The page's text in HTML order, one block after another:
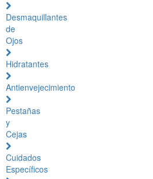
Desmaquillantes
de
Ojos
Hidratantes
Antienvejecimiento
Pestañas
y
Cejas
Cuidados
Específicos